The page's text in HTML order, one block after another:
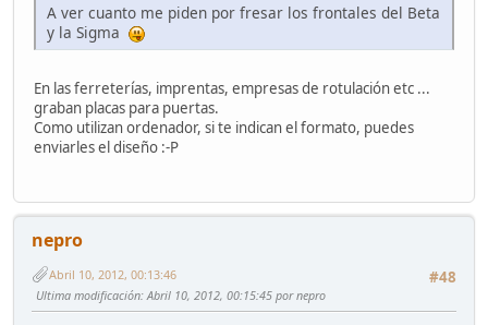
A ver cuanto me piden por fresar los frontales del Beta
y la Sigma
En las ferreterías, imprentas, empresas de rotulación etc ...
graban placas para puertas.
Como utilizan ordenador, si te indican el formato, puedes
enviarles el diseño :-P
nepro
#48
Abril 10, 2012, 00:13:46
Ultima modificación: Abril 10, 2012, 00:15:45 por nepro